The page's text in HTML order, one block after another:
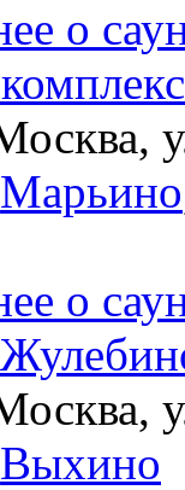
о
Марьино
о
Выхино